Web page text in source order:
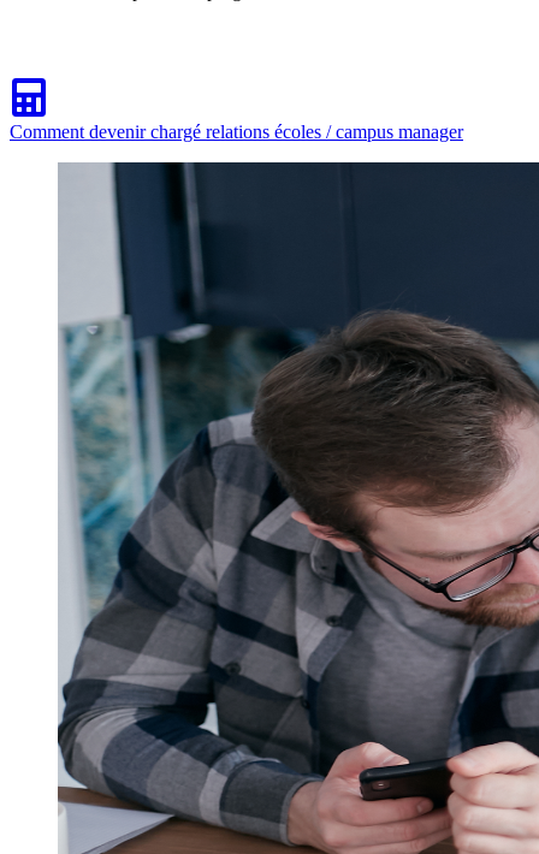
Comment devenir chargé relations écoles / campus manager